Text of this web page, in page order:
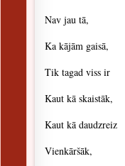
Nav jau tā,
Ka kājām gaisā,
Tik tagad viss ir
Kaut kā skaistāk,
Kaut kā daudzreiz
Vienkāršāk,